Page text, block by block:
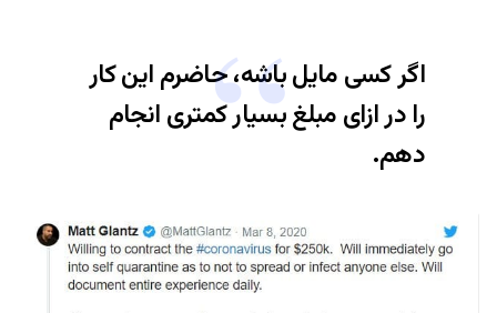
اگر کسی مایل باشه، حاضرم این کار
را در ازای مبلغ بسیار کمتری انجام
دهم.